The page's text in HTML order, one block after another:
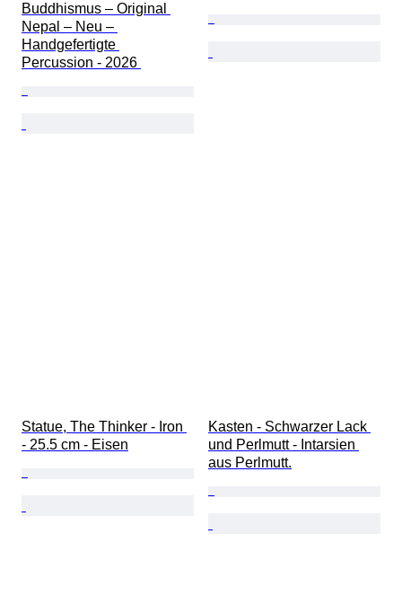
Buddhismus – Original
Nepal – Neu –
Handgefertigte
Percussion - 2026
Statue, The Thinker - Iron
- 25.5 cm - Eisen
Kasten - Schwarzer Lack
und Perlmutt - Intarsien
aus Perlmutt.